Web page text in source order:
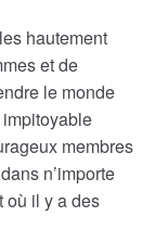
hautement
et de
le monde
membres
n’importe
où il y a des